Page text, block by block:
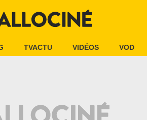
TVACTU VIDÉOS VOD